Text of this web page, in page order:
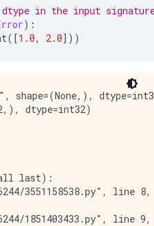
dtype in the input
):
([1.0, 2.0]))
shape=(None,),
dtype=int32)
last):
3551158538.py", line
1851403433.py", line